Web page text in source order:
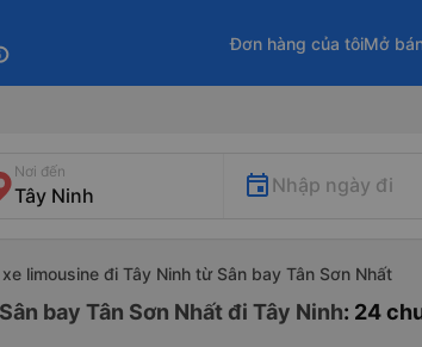
Đơn hàng của tôiMở
Nơi đến
Nhập ngày đi
xe limousine đi Tây Ninh từ Sân bay Tân Sơn Nhất
bay Tân Sơn Nhất đi Tây Ninh: 24